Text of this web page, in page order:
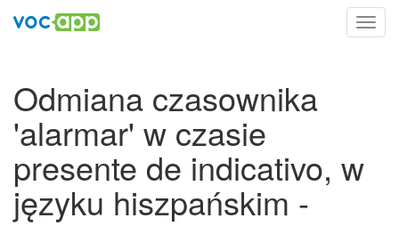
Odmiana czasownika
'alarmar' w czasie
presente de indicativo, w
języku hiszpańskim -